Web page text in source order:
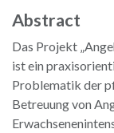
Abstract
Das Projekt
ist ein
Problematik der
Betreuung von